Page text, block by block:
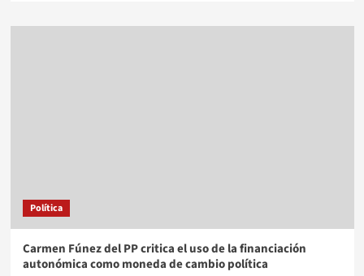
Política
Carmen Fúnez del PP critica el uso de la financiación
autonómica como moneda de cambio política